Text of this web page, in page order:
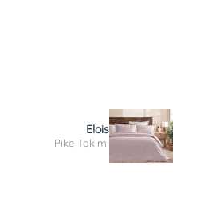
Elois
Pike Takımı